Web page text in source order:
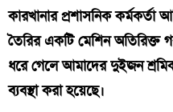
কারখানার প্রশাসনিক
তৈরির একটি মেশিন
ধরে গেলে আমাদের দুইজন
ব্যবস্থা করা হয়েছে।